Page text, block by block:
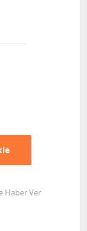
Haber Ver